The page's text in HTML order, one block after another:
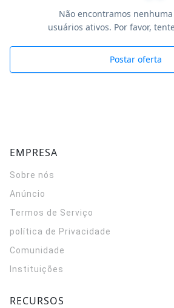
Não encontramos
usuários ativos. Por favor,
Postar oferta
EMPRESA
Sobre nós
Anúncio
Termos de Serviço
política de Privacidade
Comunidade
Instituições
RECURSOS